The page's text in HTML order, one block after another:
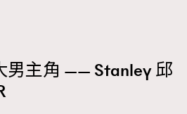
男主角 —— Stanley 邱